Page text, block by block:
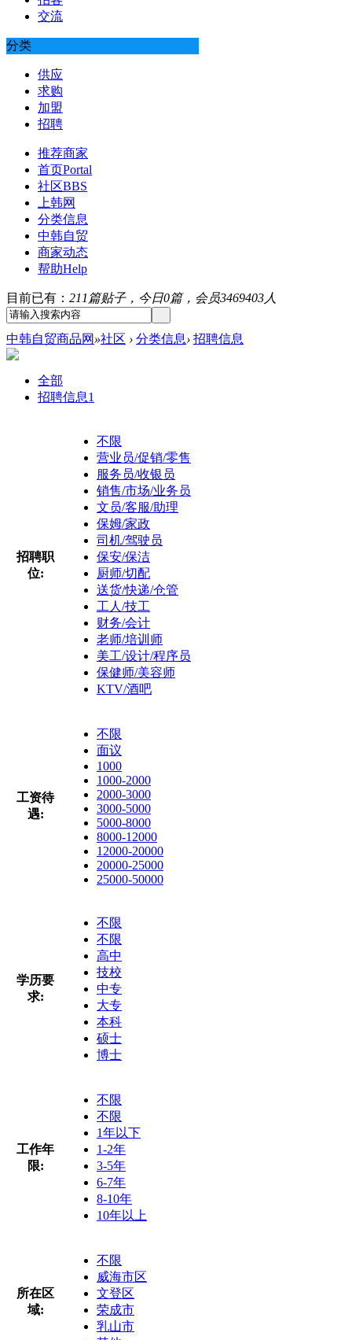
交流
分类
供应
求购
加盟
招聘
推荐商家
首页Portal
社区BBS
上韩网
分类信息
中韩自贸
商家动态
帮助Help
目前已有： 211篇贴子，今日0篇，会员3469403人
中韩自贸商品网 »社区 › 分类信息› 招聘信息
全部
招聘信息1
招聘职
位:
不限
营业员/促销/零售
服务员/收银员
销售/市场/业务员
文员/客服/助理
保姆/家政
司机/驾驶员
保安/保洁
厨师/切配
送货/快递/仓管
工人/技工
财务/会计
老师/培训师
美工/设计/程序员
保健师/美容师
KTV/酒吧
工资待
遇:
不限
面议
1000
1000-2000
2000-3000
3000-5000
5000-8000
8000-12000
12000-20000
20000-25000
25000-50000
学历要
求:
不限
不限
高中
技校
中专
大专
本科
硕士
博士
工作年
限:
不限
不限
1年以下
1-2年
3-5年
6-7年
8-10年
10年以上
所在区
域:
不限
威海市区
文登区
荣成市
乳山市